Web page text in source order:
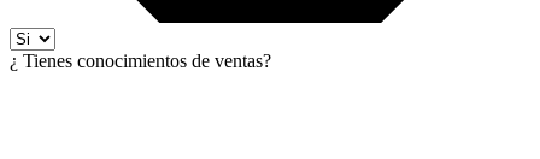
¿ Tienes conocimientos de ventas?